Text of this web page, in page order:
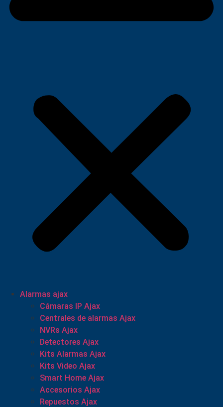
Alarmas ajax
Cámaras IP Ajax
Centrales de alarmas Ajax
NVRs Ajax
Detectores Ajax
Kits Alarmas Ajax
Kits Video Ajax
Smart Home Ajax
Accesorios Ajax
Repuestos Ajax